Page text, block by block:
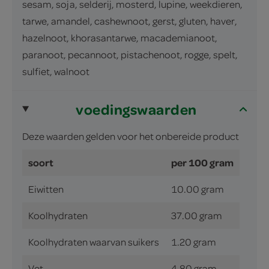
sesam, soja, selderij, mosterd, lupine, weekdieren,
tarwe, amandel, cashewnoot, gerst, gluten, haver,
hazelnoot, khorasantarwe, macademianoot,
paranoot, pecannoot, pistachenoot, rogge, spelt,
sulfiet, walnoot
voedingswaarden
Deze waarden gelden voor het onbereide product
soort per 100 gram
Eiwitten 10.00 gram
Koolhydraten 37.00 gram
Koolhydraten waarvan suikers 1.20 gram